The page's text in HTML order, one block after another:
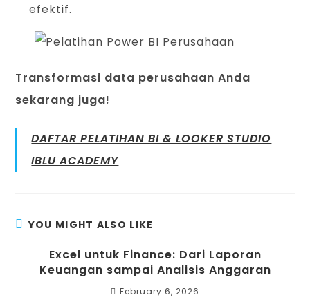
efektif.
Transformasi data perusahaan Anda
sekarang juga!
DAFTAR PELATIHAN BI & LOOKER STUDIO
IBLU ACADEMY
YOU MIGHT ALSO LIKE
Excel untuk Finance: Dari Laporan
Keuangan sampai Analisis Anggaran
February 6, 2026